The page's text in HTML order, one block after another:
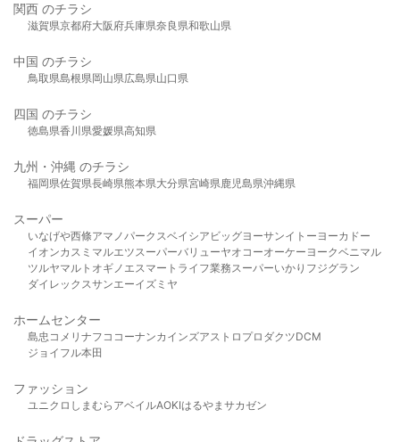
関西 のチラシ
滋賀県京都府大阪府兵庫県奈良県和歌山県
中国 のチラシ
鳥取県島根県岡山県広島県山口県
四国 のチラシ
徳島県香川県愛媛県高知県
九州・沖縄 のチラシ
福岡県佐賀県長崎県熊本県大分県宮崎県鹿児島県沖縄県
スーパー
いなげや西條アマノパークスベイシア ビッグヨーサンイトーヨーカドー
イオンカスミ マルエツスーパーバリューヤオコーオーケー ヨークベニマル
ツルヤマルト オギノ エスマート ライフ業務スーパーいかり フジグラン
ダイレックスサンエーイズミヤ
ホームセンター
島忠 コメリ ナフコ コーナンカインズアストロプロダクツDCM
ジョイフル本田
ファッション
ユニクロ しまむら アベイルAOKIはるやま サカゼン